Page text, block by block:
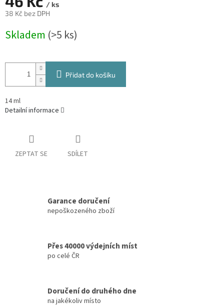
/ ks
38 Kč bez DPH
cena:
Skladem (>5 ks)
Přidat do košíku
14 ml
Detailní informace
ZEPTAT SE SDÍLET
Garance doručení
nepoškozeného zboží
Přes 40000 výdejních míst
po celé ČR
Doručení do druhého dne
na jakékoliv místo